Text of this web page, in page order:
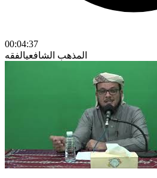
00:04:37
المذهب الشافعيالفقه